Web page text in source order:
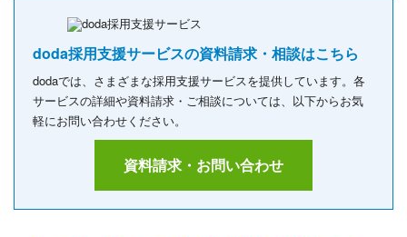
doda採用支援サービスの資料請求・相談はこちら
dodaでは、さまざまな採用支援サービスを提供しています。各
サービスの詳細や資料請求・ご相談については、以下からお気
軽にお問い合わせください。
資料請求・お問い合わせ